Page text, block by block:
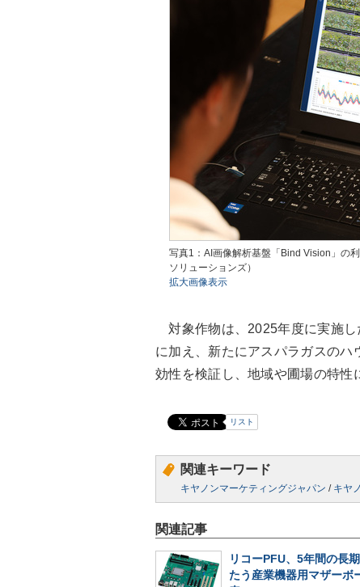
写真1：AI画像解析基盤「Bind Vision」の
ソリューションズ）
拡大画像表示
対象作物は、2025年度に実施し
に加え、新たにアスパラガスの
効性を検証し、地域や圃場の特性
リスト
関連キーワード
キヤノンマーケティングジャパン / キヤ
関連記事
リコーPFU、5年間の長
たう産業機器用マザーボ